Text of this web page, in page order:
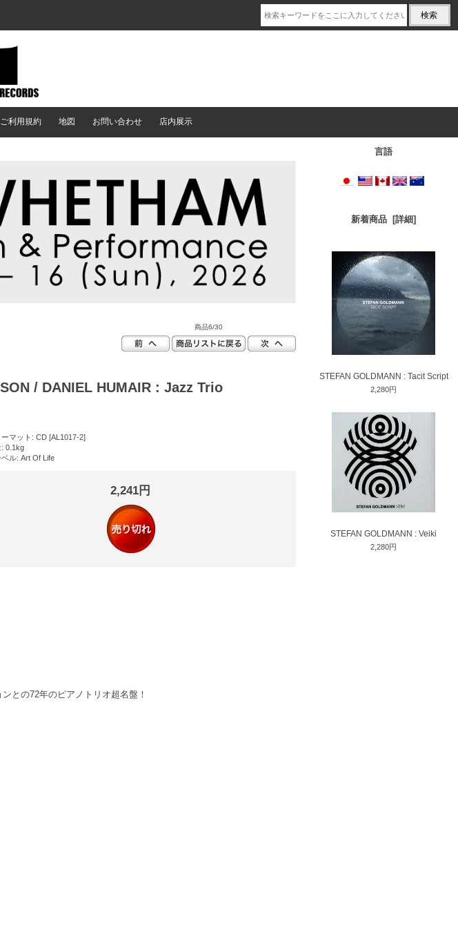
ご利用規約 地図 お問い合わせ 店内展示
商品6/30
/ DANIEL HUMAIR : Jazz Trio
ーマット: CD [AL1017-2]
0.1kg
ベル: Art Of Life
2,241円
との72年のピアノトリオ超名盤！
言語
新着商品 [詳細]
STEFAN GOLDMANN : Tacit Script
2,280円
STEFAN GOLDMANN : Veiki
2,280円